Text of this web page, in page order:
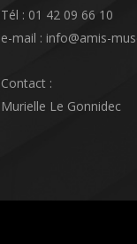
Tél : 01 42 09 66 10
e-mail : info@amis-
Contact :
Murielle Le Gonnidec